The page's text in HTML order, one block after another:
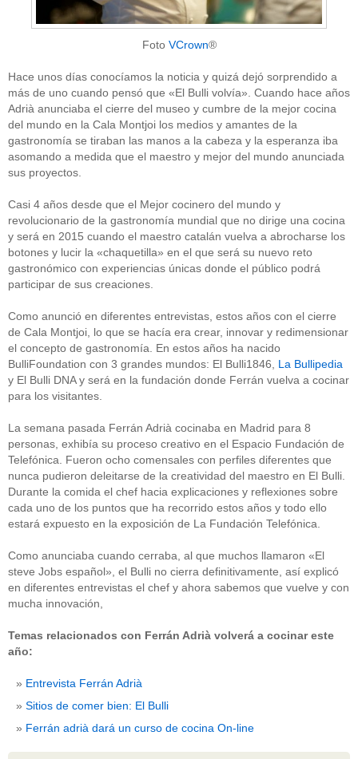
Foto VCrown®
Hace unos días conocíamos la noticia y quizá dejó sorprendido a
más de uno cuando pensó que «El Bulli volvía». Cuando hace años
Adrià anunciaba el cierre del museo y cumbre de la mejor cocina
del mundo en la Cala Montjoi los medios y amantes de la
gastronomía se tiraban las manos a la cabeza y la esperanza iba
asomando a medida que el maestro y mejor del mundo anunciada
sus proyectos.
Casi 4 años desde que el Mejor cocinero del mundo y
revolucionario de la gastronomía mundial que no dirige una cocina
y será en 2015 cuando el maestro catalán vuelva a abrocharse los
botones y lucir la «chaquetilla» en el que será su nuevo reto
gastronómico con experiencias únicas donde el público podrá
participar de sus creaciones.
Como anunció en diferentes entrevistas, estos años con el cierre
de Cala Montjoi, lo que se hacía era crear, innovar y redimensionar
el concepto de gastronomía. En estos años ha nacido
BulliFoundation con 3 grandes mundos: El Bulli1846, La Bullipedia
y El Bulli DNA y será en la fundación donde Ferrán vuelva a cocinar
para los visitantes.
La semana pasada Ferrán Adrià cocinaba en Madrid para 8
personas, exhibía su proceso creativo en el Espacio Fundación de
Telefónica. Fueron ocho comensales con perfiles diferentes que
nunca pudieron deleitarse de la creatividad del maestro en El Bulli.
Durante la comida el chef hacia explicaciones y reflexiones sobre
cada uno de los puntos que ha recorrido estos años y todo ello
estará expuesto en la exposición de La Fundación Telefónica.
Como anunciaba cuando cerraba, al que muchos llamaron «El
steve Jobs español», el Bulli no cierra definitivamente, así explicó
en diferentes entrevistas el chef y ahora sabemos que vuelve y con
mucha innovación,
Temas relacionados con Ferrán Adrià volverá a cocinar este
año:
Entrevista Ferrán Adrià
Sitios de comer bien: El Bulli
Ferrán adrià dará un curso de cocina On-line